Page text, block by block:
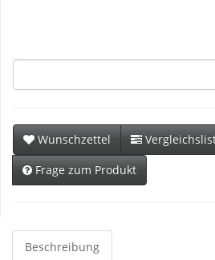
Wunschzettel
Frage zum Produkt
Beschreibung